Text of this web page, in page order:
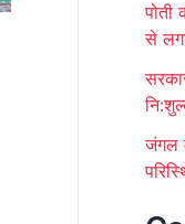
पोती
से
जंगल